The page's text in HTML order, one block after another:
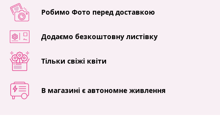
Робимо Фото перед доставкою
Додаємо безкоштовну листівку
Тільки свіжі квіти
В магазині є автономне живлення